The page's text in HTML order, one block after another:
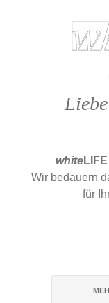
whiteLIFE
Wir bedauern
für